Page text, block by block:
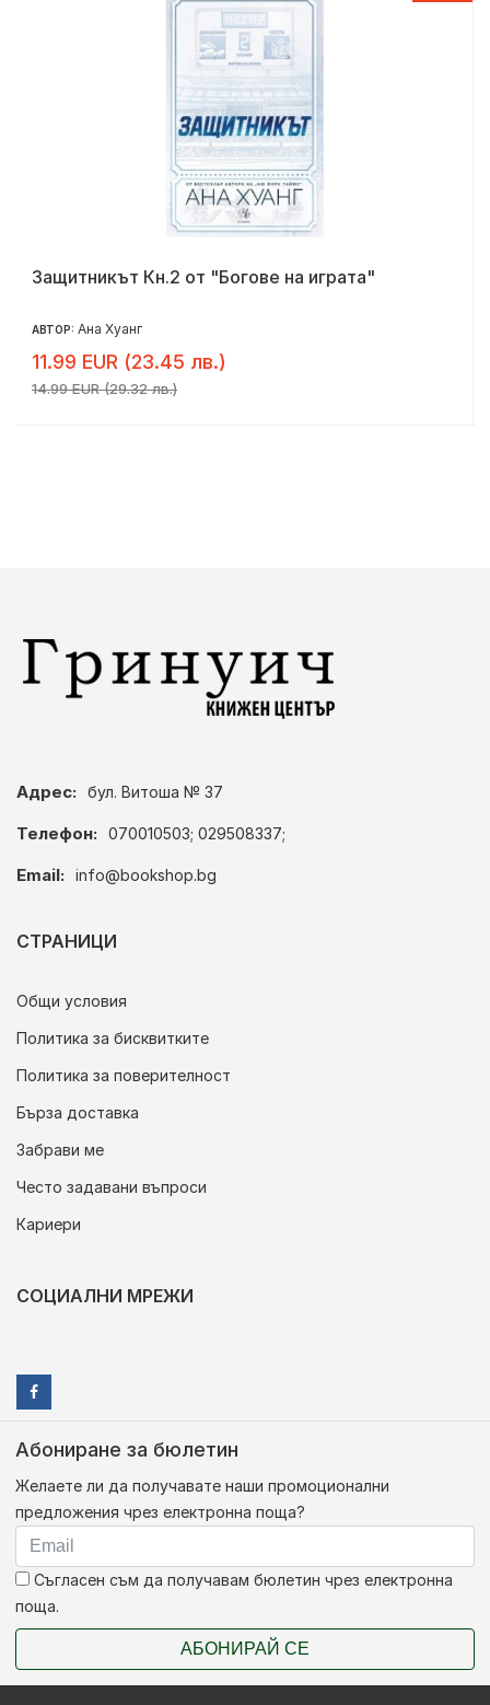
Защитникът Кн.2 от "Богове на играта"
АВТОР: Ана Хуанг
11.99 EUR (23.45 лв.)
14.99 EUR (29.32 лв.)
Адрес: бул. Витоша № 37
Телефон: 070010503; 029508337;
Email: info@bookshop.bg
СТРАНИЦИ
Общи условия
Политика за бисквитките
Политика за поверителност
Бърза доставка
Забрави ме
Често задавани въпроси
Кариери
СОЦИАЛНИ МРЕЖИ
Абониране за бюлетин
Желаете ли да получавате наши промоционални
предложения чрез електронна поща?
Съгласен съм да получавам бюлетин чрез електронна
поща.
АБОНИРАЙ СЕ